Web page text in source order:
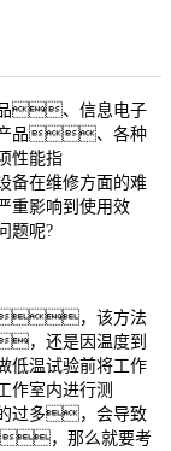
、信息电子
品、各种
性能指
在维修方面的难
影响到使用效
题呢?
，该方法
，还是因温度到
温试验前将工作
作室内进行测
过多，会导致
，那么就要考